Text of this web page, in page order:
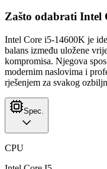
Zašto odabrati Intel
Intel Core i5-14600K je
balans između uložene
kompromisa. Njegova
modernim naslovima i
rješenjem za svakog
Spec.
CPU